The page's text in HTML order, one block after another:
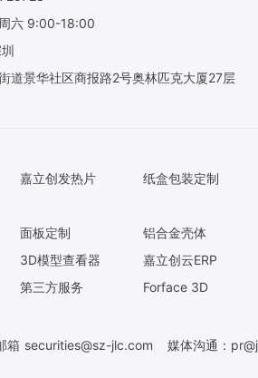
六 9:00-18:00
道景华社区商报路2号奥林匹克大厦27层
嘉立创发热片 纸盒包装定制
面板定制 铝合金壳体
3D模型查看器 嘉立创云ERP
第三方服务 Forface 3D
箱 securities@sz-jlc.com 媒体沟通：